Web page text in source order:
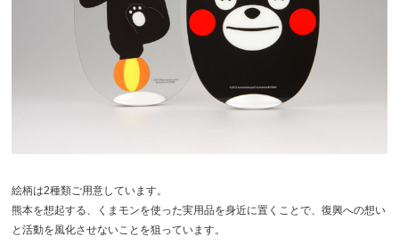
絵柄は2種類ご用意しています。
熊本を想起する、くまモンを使った実用品を身近に置くことで、復興への想い
と活動を風化させないことを狙っています。